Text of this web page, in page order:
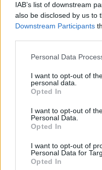
IAB’s list of downstream
also be disclosed by us to
Downstream Participants
Personal Data
I want to opt-out of
personal data.
Opted In
I want to opt-out of
Personal Data.
Opted In
I want to opt-out of
Personal Data for
Opted In